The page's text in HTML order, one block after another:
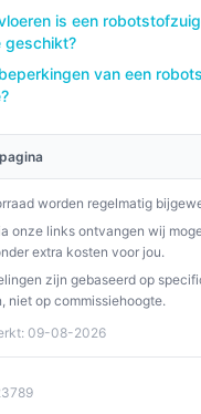
is een
geschikt?
van een
worden regelmatig
onze links ontvangen wij
extra kosten voor jou.
zijn gebaseerd op
niet op commissiehoogte.
09-08-2026